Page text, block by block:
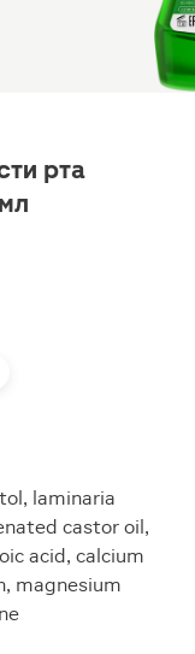
рта
laminaria
castor oil,
acid, calcium
magnesium